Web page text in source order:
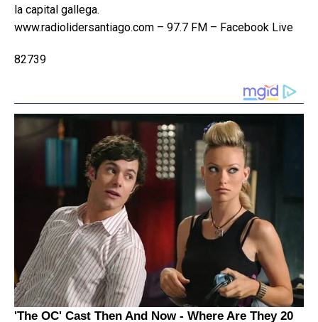
la capital gallega.
www.radiolidersantiago.com – 97.7 FM – Facebook Live
82739